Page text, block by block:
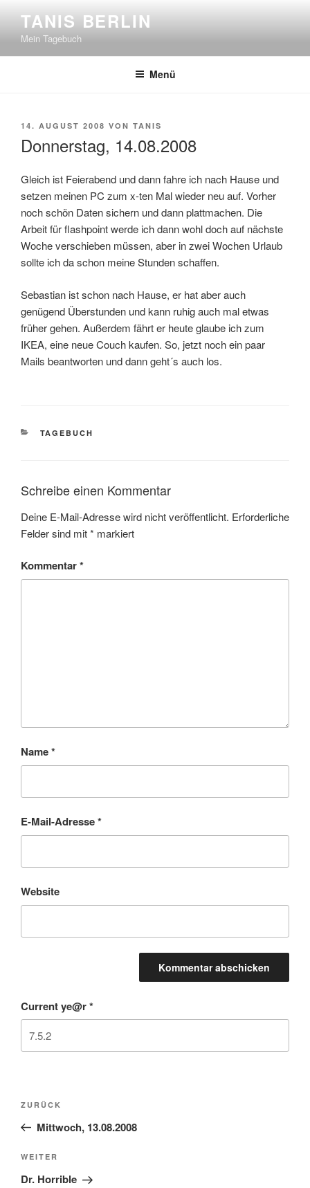
springen
TANIS BERLIN
Mein Tagebuch
Menü
VERÖFFENTLICHT
14. AUGUST 2008 VON TANIS
Donnerstag, 14.08.2008
Gleich ist Feierabend und dann fahre ich nach Hause und
setzen meinen PC zum x-ten Mal wieder neu auf. Vorher
noch schön Daten sichern und dann plattmachen. Die
Arbeit für flashpoint werde ich dann wohl doch auf nächste
Woche verschieben müssen, aber in zwei Wochen Urlaub
sollte ich da schon meine Stunden schaffen.
Sebastian ist schon nach Hause, er hat aber auch
genügend Überstunden und kann ruhig auch mal etwas
früher gehen. Außerdem fährt er heute glaube ich zum
IKEA, eine neue Couch kaufen. So, jetzt noch ein paar
Mails beantworten und dann geht´s auch los.
KATEGORIEN
TAGEBUCH
Schreibe einen Kommentar
Deine E-Mail-Adresse wird nicht veröffentlicht. Erforderliche
Felder sind mit* markiert
Kommentar*
Name*
E-Mail-Adresse*
Website
Current ye@r*
Beitragsnavigation
Vorheriger
Beitrag
ZURÜCK
Mittwoch, 13.08.2008
Nächster
Beitrag
WEITER
Dr. Horrible